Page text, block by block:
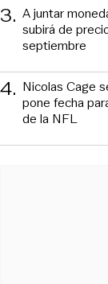
3. A juntar
subirá de
septiembre
4. Nicolas Cage
pone fecha
de la NFL